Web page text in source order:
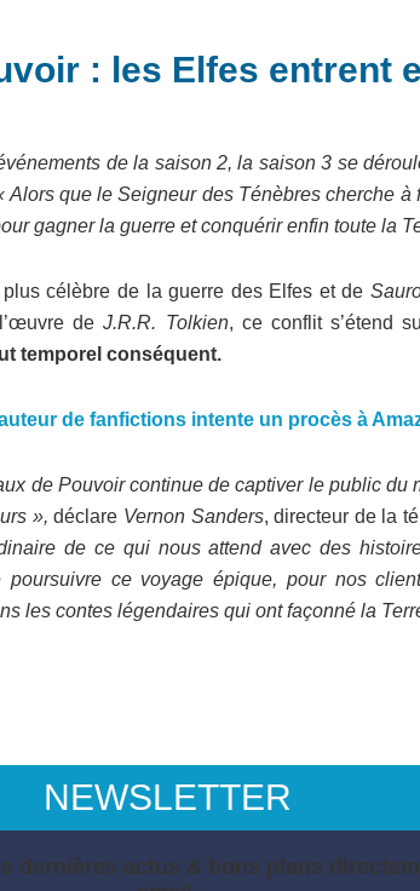
: les Elfes entrent
de la saison 2, la saison 3 se
Alors que le Seigneur des Ténèbres cherche à
gagner la guerre et conquérir enfin toute la
célèbre de la guerre des Elfes et de
deJ.R.R. Tolkien, ce conflit s’étend
temporel conséquent.
de fanfictions intente un procès à
de Pouvoir continue de captiver le public du
», déclare Vernon Sanders, directeur de la
de ce qui nous attend avec des
poursuivre ce voyage épique, pour nos
les contes légendaires qui ont façonné la
NEWSLETTER
dernières actus & bons plans